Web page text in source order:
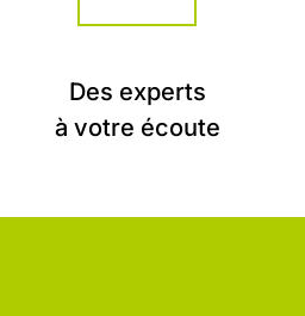
Des experts
à votre écoute